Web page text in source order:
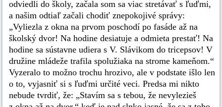
odviedli do školy, začala som sa viac stretávať s ľuďmi,
a našim odtiaľ začali chodiť znepokojivé správy:
„Vyliezla z okna na prvom poschodí po fasáde až na
školský dvor! Na hodine desiatuje a odmieta prestať! Na
hodine sa sústavne udiera s V. Slávikom do tricepsov! V
družine mládeže trafila spolužiaka na strome kameňom.“
Vyzeralo to možno trochu hrozivo, ale v podstate išlo len
o to, vyjasniť si s ľuďmi určité veci. Predsa mi nikto
nebude tvrdiť, že: „Stavím sa s tebou, že nevylezieš